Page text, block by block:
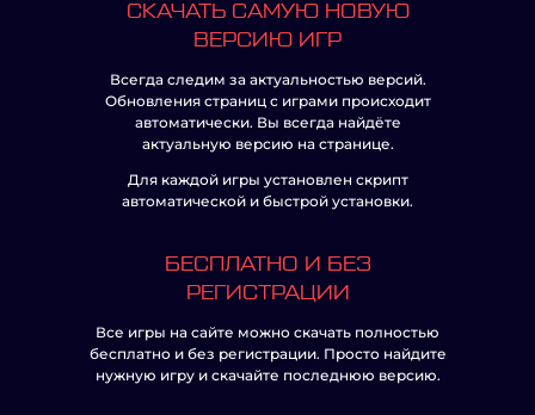
СКАЧАТЬ САМУЮ НОВУЮ
ВЕРСИЮ ИГР
Всегда следим за актуальностью версий.
Обновления страниц с играми происходит
автоматически. Вы всегда найдёте
актуальную версию на странице.
Для каждой игры установлен скрипт
автоматической и быстрой установки.
БЕСПЛАТНО И БЕЗ
РЕГИСТРАЦИИ
Все игры на сайте можно скачать полностью
бесплатно и без регистрации. Просто найдите
нужную игру и скачайте последнюю версию.